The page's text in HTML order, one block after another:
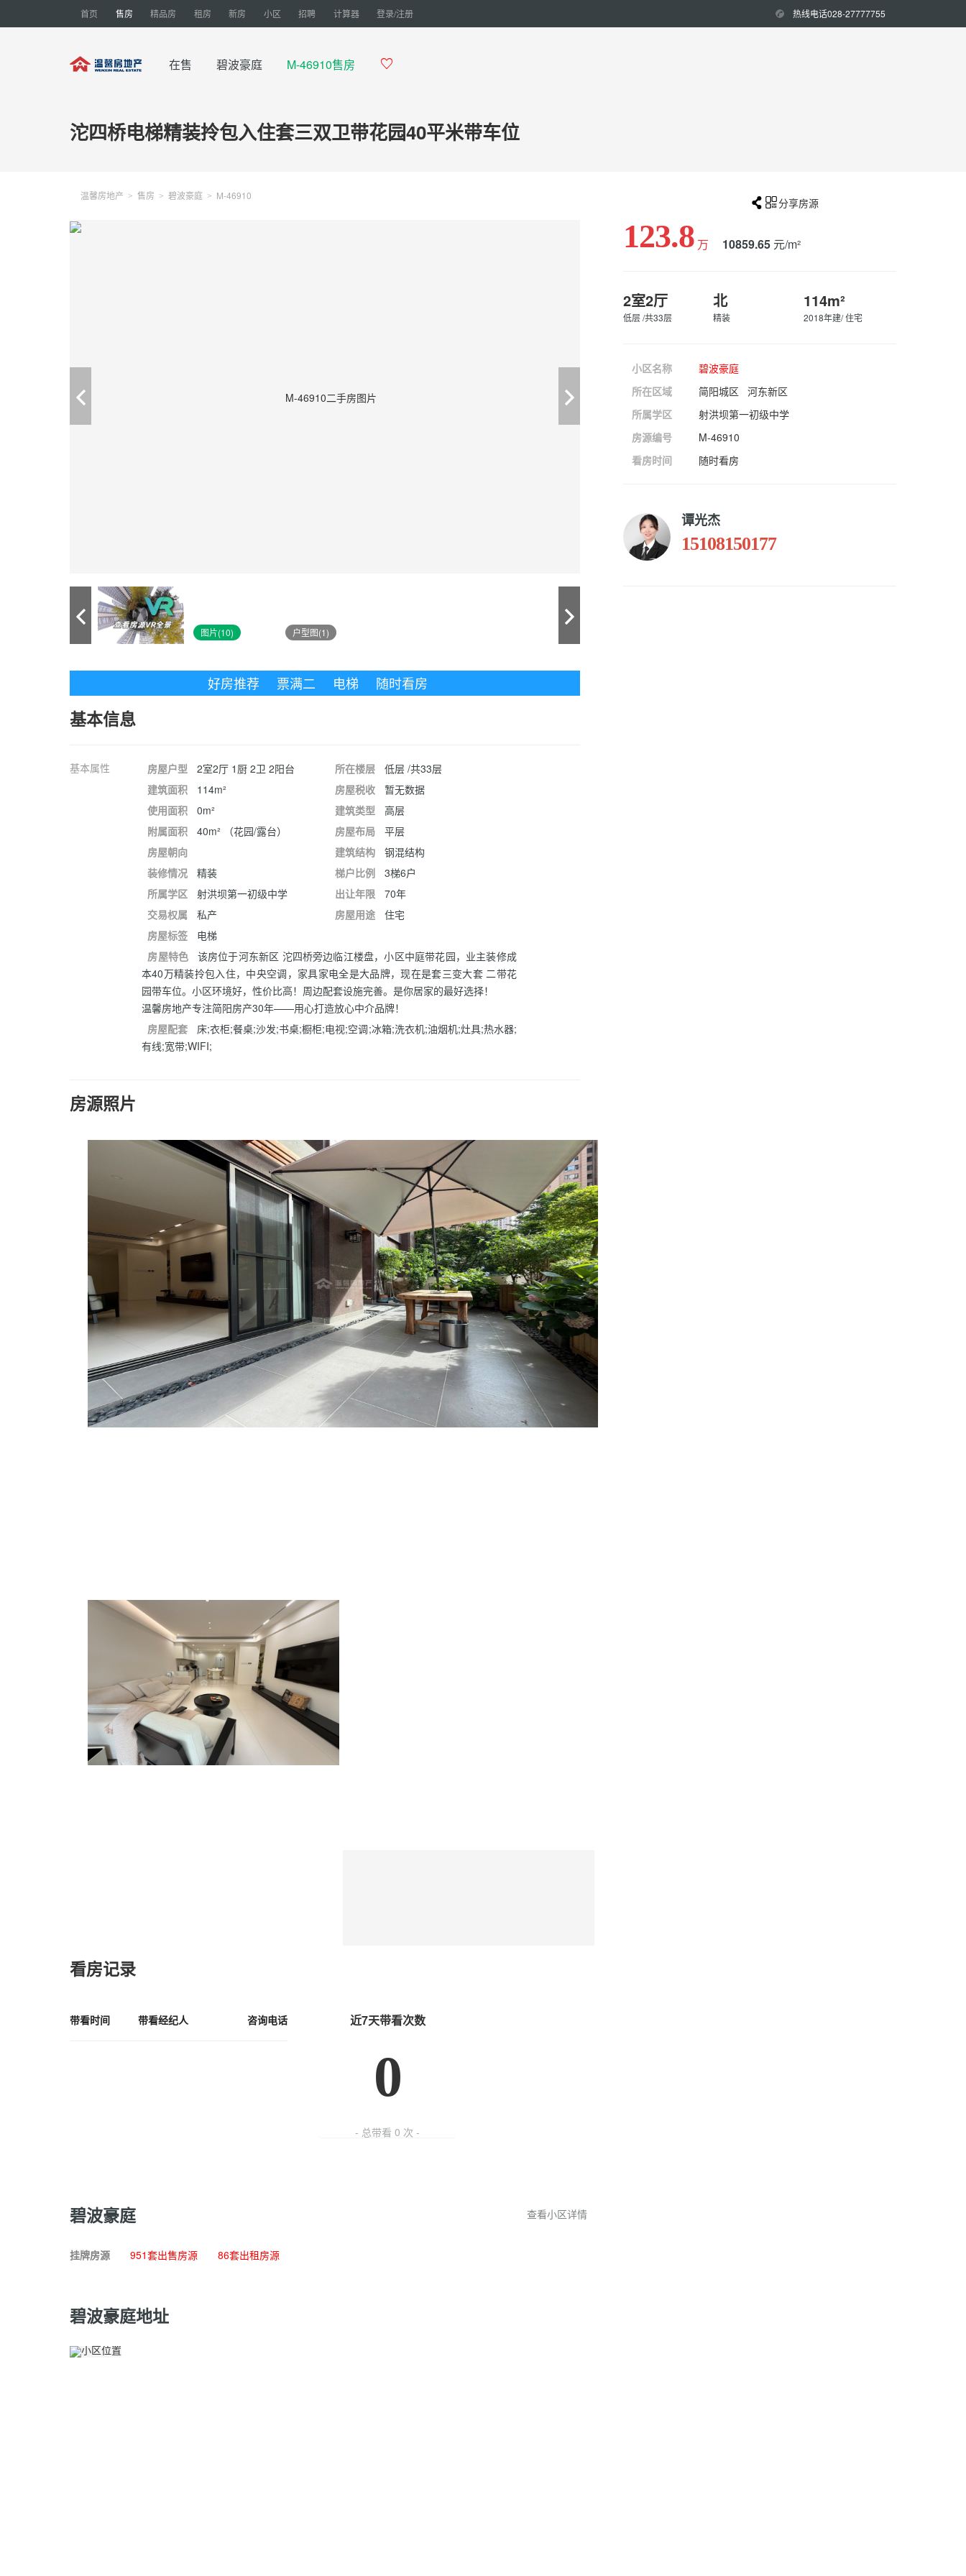
首页 售房 精品房 租房 新房 小区 招聘 计算器 登录/注册 热线电话028-27777755
在售 碧波豪庭 M-46910售房 
沱四桥电梯精装拎包入住套三双卫带花园40平米带车位
温馨房地产 > 售房 > 碧波豪庭 > M-46910
图片(10) 户型图(1)
 分享房源
123.8 万 10859.65 元/m²
2室2厅
低层 /共33层
北
精装
114m²
2018年建/ 住宅
小区名称
碧波豪庭
所在区域
简阳城区 河东新区
所属学区
射洪坝第一初级中学
房源编号
M-46910
看房时间
随时看房
谭光杰
15108150177
好房推荐 票满二 电梯 随时看房
基本信息
基本属性 房屋户型 2室2厅 1厨 2卫 2阳台 所在楼层
低层 /共33层
建筑面积
114m² 房屋税收
暂无数据
使用面积
0m² 建筑类型
高层
附属面积
40m² （花园/露台） 房屋布局
平层
房屋朝向
建筑结构
钢混结构
装修情况
精装 梯户比例
3梯6户
所属学区
射洪坝第一初级中学 出让年限
70年
交易权属
私产 房屋用途
住宅
房屋标签
电梯
房屋特色
该房位于河东新区 沱四桥旁边临江楼盘，小区中庭带花园，业主装修成
本40万精装拎包入住，中央空调，家具家电全是大品牌，现在是套三变大套 二带花
园带车位。小区环境好，性价比高！周边配套设施完善。是你居家的最好选择！
温馨房地产专注简阳房产30年——用心打造放心中介品牌！
房屋配套
床;衣柜;餐桌;沙发;书桌;橱柜;电视;空调;冰箱;洗衣机;油烟机;灶具;热水器;
有线;宽带;WIFI;
房源照片
看房记录
带看时间 带看经纪人 咨询电话 近7天带看次数
0
- 总带看 0 次 -
碧波豪庭 查看小区详情
挂牌房源 951套出售房源 86套出租房源
碧波豪庭地址